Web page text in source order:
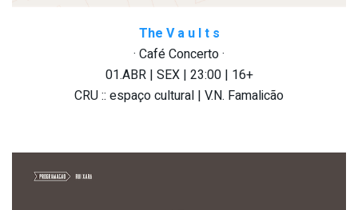
The V a u l t s
· Café Concerto ·
01.ABR | SEX | 23:00 | 16+
CRU :: espaço cultural | V.N. Famalicão